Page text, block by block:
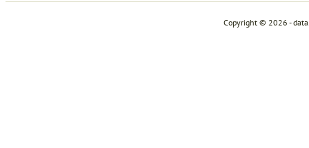
Copyright © 2026 -